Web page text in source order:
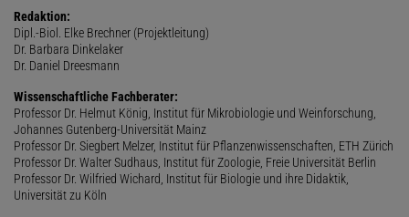
Redaktion:
Dipl.-Biol. Elke Brechner (Projektleitung)
Dr. Barbara Dinkelaker
Dr. Daniel Dreesmann
Wissenschaftliche Fachberater:
Professor Dr. Helmut König, Institut für Mikrobiologie und Weinforschung,
Johannes Gutenberg-Universität Mainz
Professor Dr. Siegbert Melzer, Institut für Pflanzenwissenschaften, ETH Zürich
Professor Dr. Walter Sudhaus, Institut für Zoologie, Freie Universität Berlin
Professor Dr. Wilfried Wichard, Institut für Biologie und ihre Didaktik,
Universität zu Köln